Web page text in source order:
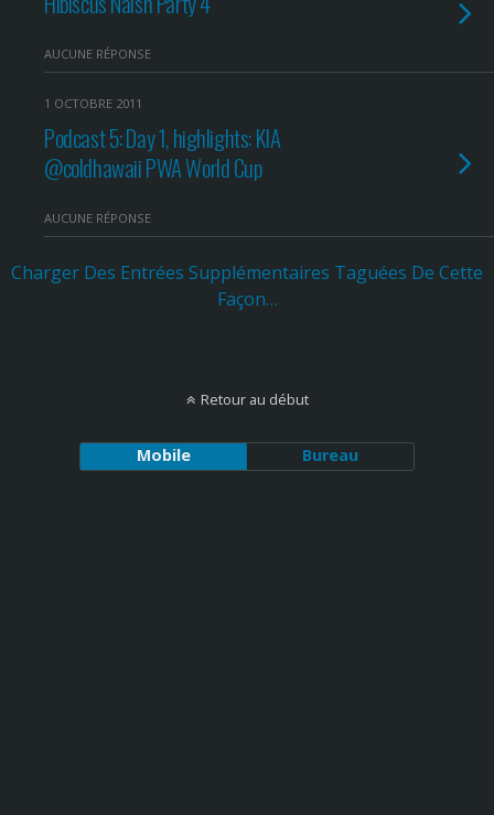
AUCUNE RÉPONSE
1 OCTOBRE 2011
Podcast 5: Day 1, highlights: KIA
@coldhawaii PWA World Cup
AUCUNE RÉPONSE
Charger Des Entrées Supplémentaires Taguées De Cette
Façon…
Retour au début
Mobile Bureau